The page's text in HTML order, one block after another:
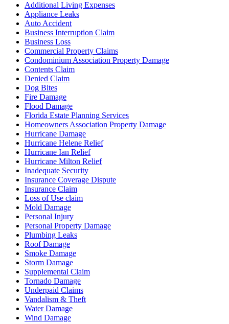
Additional Living Expenses
Appliance Leaks
Auto Accident
Business Interruption Claim
Business Loss
Commercial Property Claims
Condominium Association Property Damage
Contents Claim
Denied Claim
Dog Bites
Fire Damage
Flood Damage
Florida Estate Planning Services
Homeowners Association Property Damage
Hurricane Damage
Hurricane Helene Relief
Hurricane Ian Relief
Hurricane Milton Relief
Inadequate Security
Insurance Coverage Dispute
Insurance Claim
Loss of Use claim
Mold Damage
Personal Injury
Personal Property Damage
Plumbing Leaks
Roof Damage
Smoke Damage
Storm Damage
Supplemental Claim
Tornado Damage
Underpaid Claims
Vandalism & Theft
Water Damage
Wind Damage